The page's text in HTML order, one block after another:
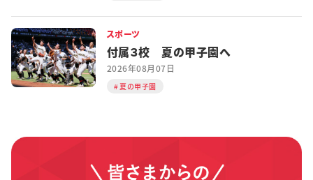
スポーツ
付属３校 夏の甲子園へ
2026年08月07日
夏の甲子園